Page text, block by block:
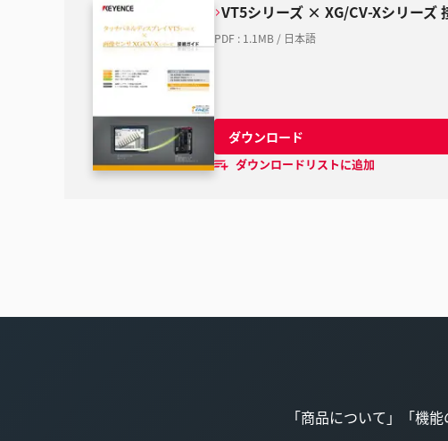
VT5シリーズ × XG/CV-Xシリーズ
PDF : 1.1MB / 日本語
ダウンロード
ダウンロードリストに追加
「商品について」「機